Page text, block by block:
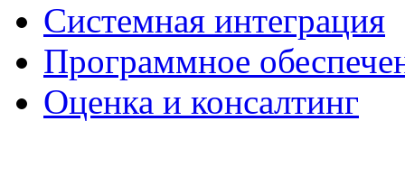
Системная интеграция
Программное
Оценка и консалтинг